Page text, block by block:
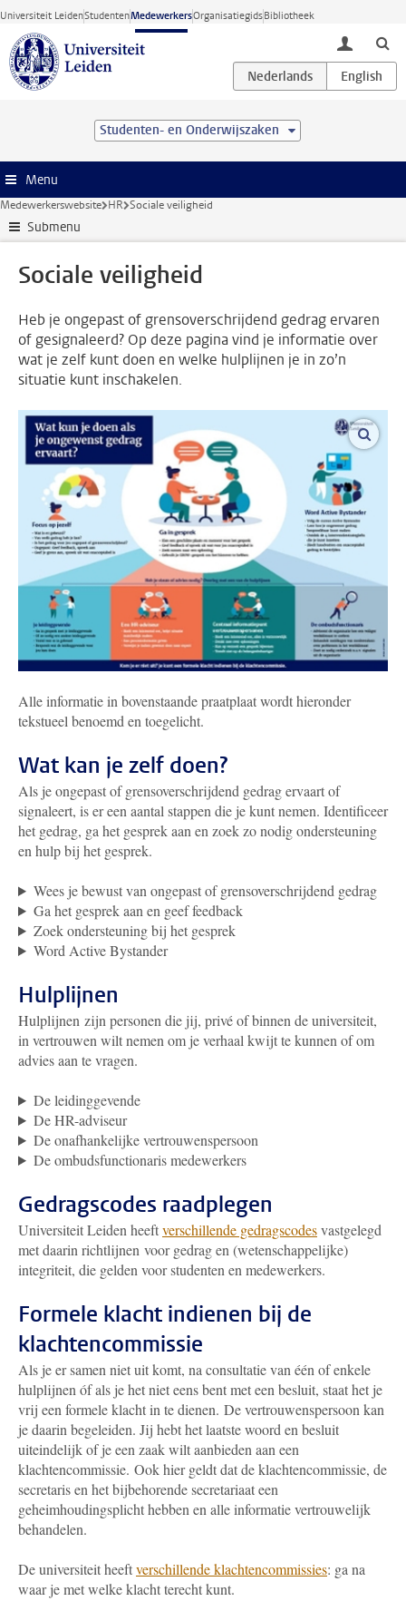
Ga direct naar de inhoud
Universiteit LeidenStudentenMedewerkersOrganisatiegidsBibliotheek
toggle
Studenten- en Onderwijszaken
Menu
Medewerkerswebsite HR Sociale veiligheid
Submenu
Sociale veiligheid
Heb je ongepast of grensoverschrijdend gedrag ervaren
of gesignaleerd? Op deze pagina vind je informatie over
wat je zelf kunt doen en welke hulplijnen je in zo’n
situatie kunt inschakelen.
Alle informatie in bovenstaande praatplaat wordt hieronder
tekstueel benoemd en toegelicht.
Wat kan je zelf doen?
Als je ongepast of grensoverschrijdend gedrag ervaart of
signaleert, is er een aantal stappen die je kunt nemen. Identificeer
het gedrag, ga het gesprek aan en zoek zo nodig ondersteuning
en hulp bij het gesprek.
Wees je bewust van ongepast of grensoverschrijdend gedrag
Ga het gesprek aan en geef feedback
Zoek ondersteuning bij het gesprek
Word Active Bystander
Hulplijnen
Hulplijnen zijn personen die jij, privé of binnen de universiteit,
in vertrouwen wilt nemen om je verhaal kwijt te kunnen of om
advies aan te vragen.
De leidinggevende
De HR-adviseur
De onafhankelijke vertrouwenspersoon
De ombudsfunctionaris medewerkers
Gedragscodes raadplegen
Universiteit Leiden heeftverschillende gedragscodesvastgelegd
met daarin richtlijnen voor gedrag en (wetenschappelijke)
integriteit, die gelden voor studenten en medewerkers.
Formele klacht indienen bij de
klachtencommissie
Als je er samen niet uit komt, na consultatie van één of enkele
hulplijnen óf als je het niet eens bent met een besluit, staat het je
vrij een formele klacht in te dienen. De vertrouwenspersoon kan
je daarin begeleiden. Jij hebt het laatste woord en besluit
uiteindelijk of je een zaak wilt aanbieden aan een
klachtencommissie. Ook hier geldt dat de klachtencommissie, de
secretaris en het bijbehorende secretariaat een
geheimhoudingsplicht hebben en alle informatie vertrouwelijk
behandelen.
De universiteit heeftverschillende klachtencommissies: ga na
waar je met welke klacht terecht kunt.